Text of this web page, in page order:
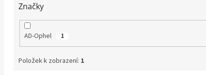
Značky
AD-Ophel 1
Položek k zobrazení: 1